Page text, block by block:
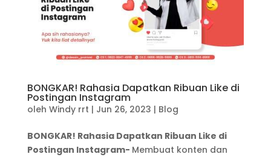
BONGKAR! Rahasia Dapatkan Ribuan Like di
Postingan Instagram
oleh Windy rrt | Jun 26, 2023 | Blog
BONGKAR! Rahasia Dapatkan Ribuan Like di
Postingan Instagram- Membuat konten dan